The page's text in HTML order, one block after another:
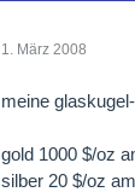
1. März 2008
meine
gold 1000 $/oz
silber 20 $/oz